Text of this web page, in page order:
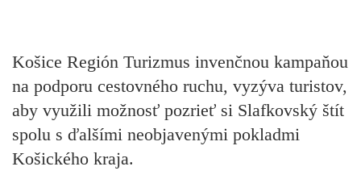
Košice Región Turizmus invenčnou kampaňou
na podporu cestovného ruchu, vyzýva turistov,
aby využili možnosť pozrieť si Slafkovský štít
spolu s ďalšími neobjavenými pokladmi
Košického kraja.